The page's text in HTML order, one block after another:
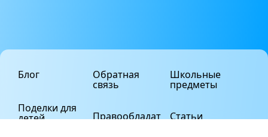
Блог
Поделки для
детей
Обратная
связь
Правообладат
Школьные
предметы
Статьи